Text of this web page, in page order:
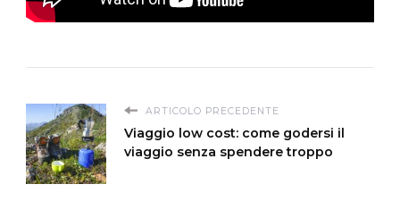
ARTICOLO PRECEDENTE
Viaggio low cost: come godersi il
viaggio senza spendere troppo